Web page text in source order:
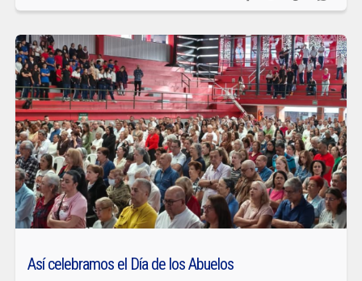
Así celebramos el Día de los Abuelos